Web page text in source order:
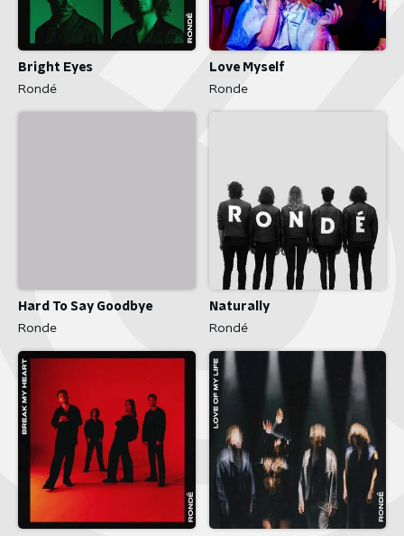
Bright Eyes
Rondé
Love Myself
Ronde
Hard To Say Goodbye
Ronde
Naturally
Rondé